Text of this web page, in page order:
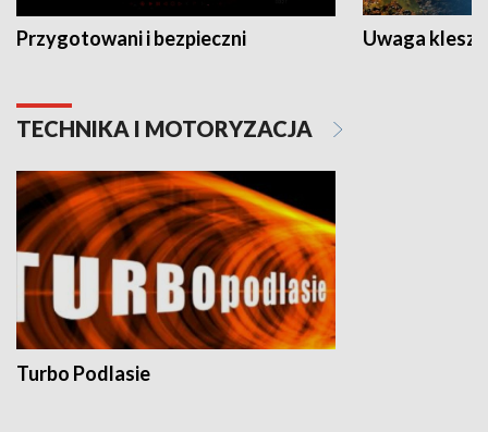
Przygotowani i bezpieczni Uwaga
TECHNIKA I MOTORYZACJA
Turbo Podlasie